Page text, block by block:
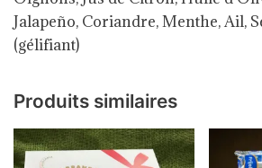
Jalapeño, Coriandre, Menthe, Ail,
(gélifiant)
Produits similaires